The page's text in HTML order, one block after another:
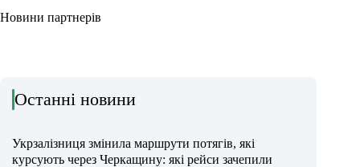
Новини партнерів
Останні новини
Укрзалізниця змінила маршрути потягів, які
курсують через Черкащину: які рейси зачепили